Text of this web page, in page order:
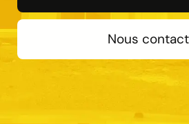
Nous